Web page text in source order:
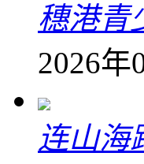
穗港青
2026年
连山海